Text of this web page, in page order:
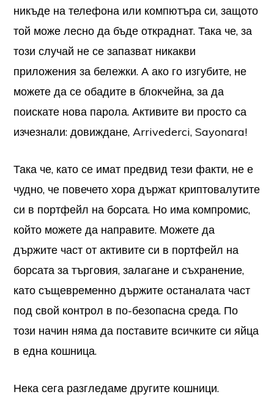
никъде на телефона или компютъра си, защото
той може лесно да бъде откраднат. Така че, за
този случай не се запазват никакви
приложения за бележки. А ако го изгубите, не
можете да се обадите в блокчейна, за да
поискате нова парола. Активите ви просто са
изчезнали: довиждане,Arrivederci, Sayonara!
Така че, като се имат предвид тези факти, не е
чудно, че повечето хора държат криптовалутите
си в портфейл на борсата. Но има компромис,
който можете да направите. Можете да
държите част от активите си в портфейл на
борсата за търговия, залагане и съхранение,
като същевременно държите останалата част
под свой контрол в по-безопасна среда. По
този начин няма да поставите всичките си яйца
в една кошница.
Нека сега разгледаме другите кошници.